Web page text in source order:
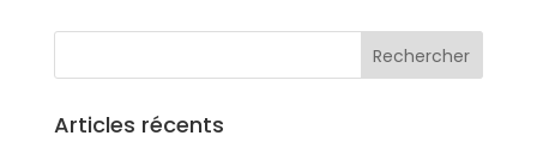
Articles récents